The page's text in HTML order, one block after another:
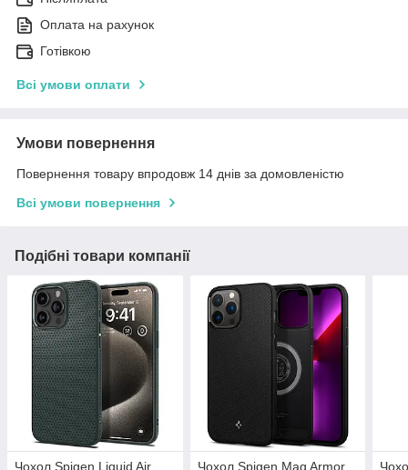
Оплата на рахунок
Готівкою
Всі умови оплати
Умови повернення
Повернення товару впродовж 14 днів за домовленістю
Всі умови повернення
Подібні товари компанії
Чохол Spigen Liquid Air
Чохол Spigen Mag Armor